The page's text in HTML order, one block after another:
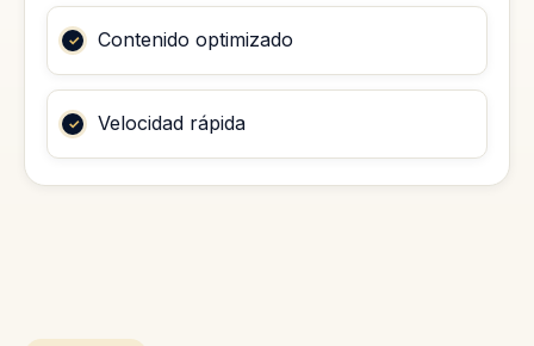
Contenido optimizado
Velocidad rápida